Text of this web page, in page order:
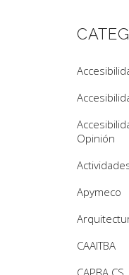
Opinión
Apymeco
CAAITBA
CAPBA CS